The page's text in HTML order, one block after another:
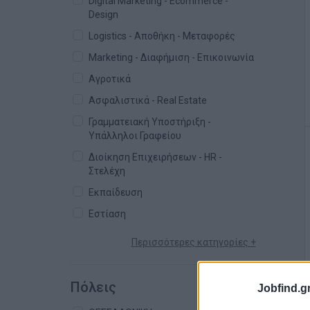
Design
Logistics - Αποθήκη - Μεταφορές
Marketing - Διαφήμιση - Επικοινωνία
Αγροτικά
Ασφαλιστικά - Real Estate
Γραμματειακή Υποστήριξη -
Υπάλληλοι Γραφείου
Διοίκηση Επιχειρήσεων - HR -
Στελέχη
Εκπαίδευση
Εστίαση
Περισσότερες κατηγορίες +
Πόλεις